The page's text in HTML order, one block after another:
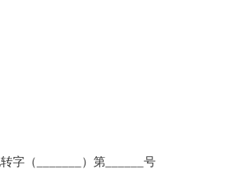
（_______）第______号